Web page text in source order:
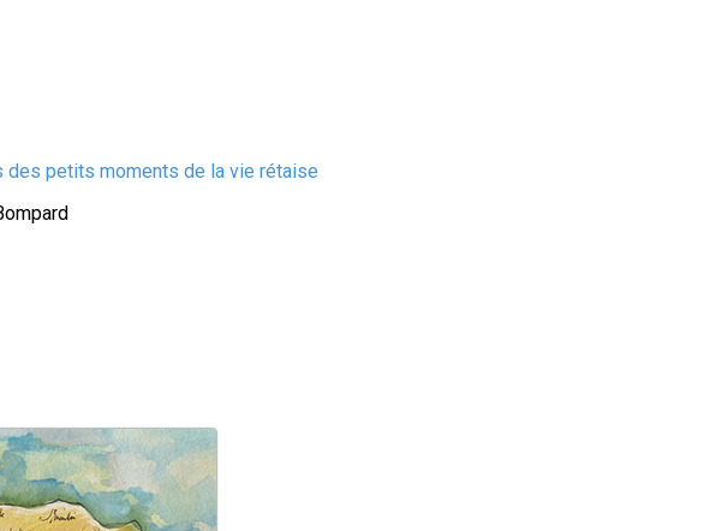
des petits moments de la vie rétaise